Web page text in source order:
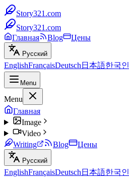
Story321.com
Story321.com
Главная
Blog Цены
Русский
EnglishFrançaisDeutsch 日本語한국인
Menu
Menu
Главная
Image
Video
Writing
Blog Цены
Русский
EnglishFrançaisDeutsch 日本語한국인